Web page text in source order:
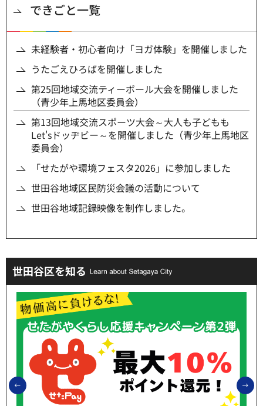
できごと一覧
未経験者・初心者向け「ヨガ体験」を開催しました
うたごえひろばを開催しました
第25回地域交流ティーボール大会を開催しました
（青少年上馬地区委員会）
第13回地域交流スポーツ大会～大人も子どもも
Let'sドッヂビー～を開催しました（青少年上馬地区
委員会）
「せたがや環境フェスタ2026」に参加しました
世田谷地域区民防災会議の活動について
世田谷地域記録映像を制作しました。
世田谷区を知る
前のスライドを表示